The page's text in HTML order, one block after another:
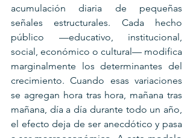
acumulación diaria de pequeñas
señales estructurales. Cada hecho
público —educativo, institucional,
social, económico o cultural— modifica
marginalmente los determinantes del
crecimiento. Cuando esas variaciones
se agregan hora tras hora, mañana tras
mañana, día a día durante todo un año,
el efecto deja de ser anecdótico y pasa